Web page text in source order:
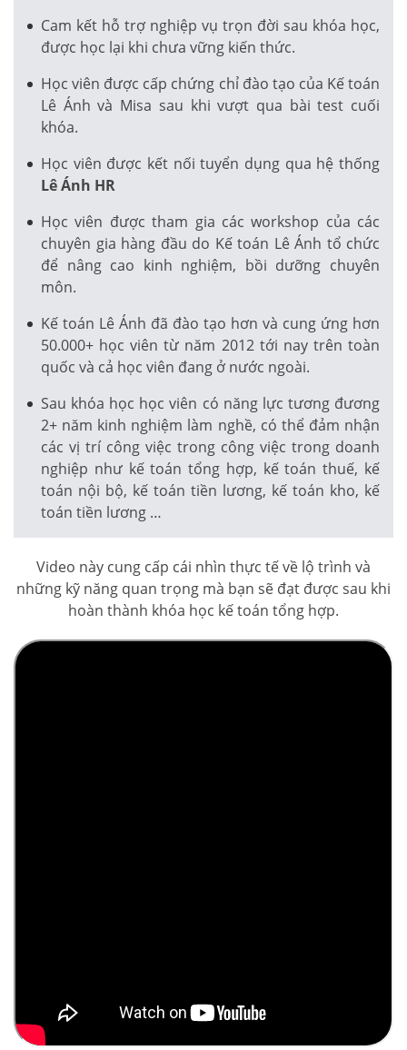
Cam kết hỗ trợ nghiệp vụ trọn đời sau khóa học,
được học lại khi chưa vững kiến thức.
Học viên được cấp chứng chỉ đào tạo của Kế toán
Lê Ánh và Misa sau khi vượt qua bài test cuối
khóa.
Học viên được kết nối tuyển dụng qua hệ thống
Lê Ánh HR
Học viên được tham gia các workshop của các
chuyên gia hàng đầu do Kế toán Lê Ánh tổ chức
để nâng cao kinh nghiệm, bồi dưỡng chuyên
môn.
Kế toán Lê Ánh đã đào tạo hơn và cung ứng hơn
50.000+ học viên từ năm 2012 tới nay trên toàn
quốc và cả học viên đang ở nước ngoài.
Sau khóa học học viên có năng lực tương đương
2+ năm kinh nghiệm làm nghề, có thể đảm nhận
các vị trí công việc trong công việc trong doanh
nghiệp như kế toán tổng hợp, kế toán thuế, kế
toán nội bộ, kế toán tiền lương, kế toán kho, kế
toán tiền lương …
Video này cung cấp cái nhìn thực tế về lộ trình và
những kỹ năng quan trọng mà bạn sẽ đạt được sau khi
hoàn thành khóa học kế toán tổng hợp.